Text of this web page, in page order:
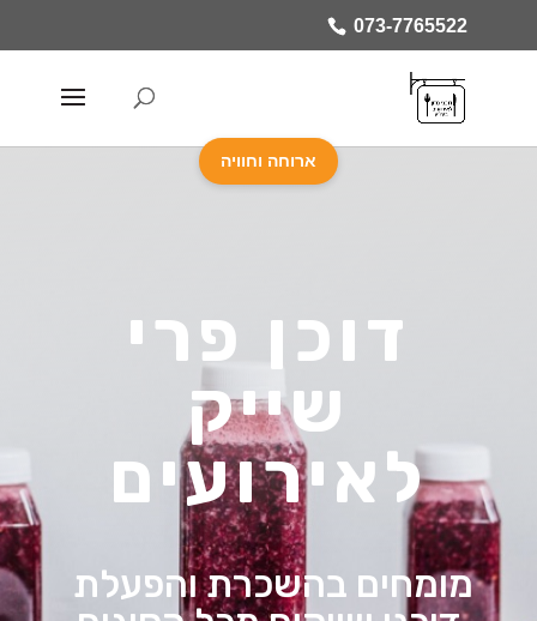
073-7765522
דוכן פרי
שייק
לאירועים
מומחים בהשכרת והפעלת
ארוחה וחוויה